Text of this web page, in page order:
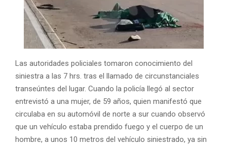
Las autoridades policiales tomaron conocimiento del
siniestra a las 7 hrs. tras el llamado de circunstanciales
transeúntes del lugar. Cuando la policía llegó al sector
entrevistó a una mujer, de 59 años, quien manifestó que
circulaba en su automóvil de norte a sur cuando observó
que un vehículo estaba prendido fuego y el cuerpo de un
hombre, a unos 10 metros del vehículo siniestrado, ya sin